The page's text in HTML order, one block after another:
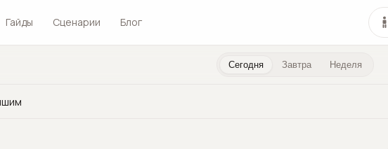
Гайды Сценарии Блог
Сегодня Завтра Неделя